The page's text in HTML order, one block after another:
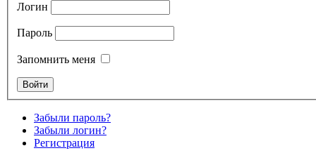
Логин
Пароль
Запомнить меня
Забыли пароль?
Забыли логин?
Регистрация